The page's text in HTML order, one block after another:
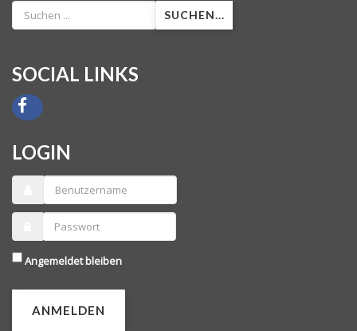
SUCHEN...
SOCIAL LINKS
LOGIN
Angemeldet bleiben
ANMELDEN